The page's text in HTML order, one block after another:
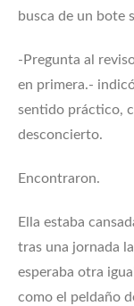
busca de un bote
-Pregunta al
en primera.-
sentido práctico,
desconcierto.
Encontraron.
Ella estaba
tras una jornada
esperaba otra
como el peldaño